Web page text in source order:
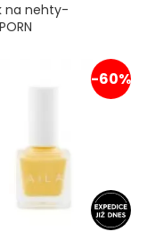
na nehty-
-60%